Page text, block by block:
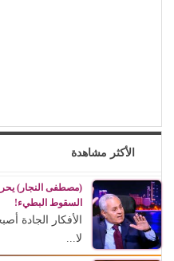
الأكثر مشاهدة
(مصطفى النجار) يحرك
السقوط البطيء!
الأفكار الجادة
لا...